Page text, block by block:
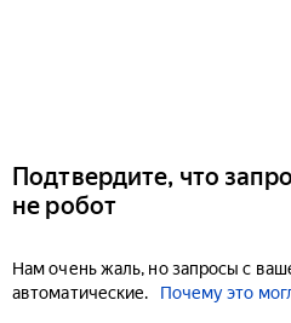
Подтвердите, что
не робот
Нам очень жаль, но запросы с
автоматические.
Почему это